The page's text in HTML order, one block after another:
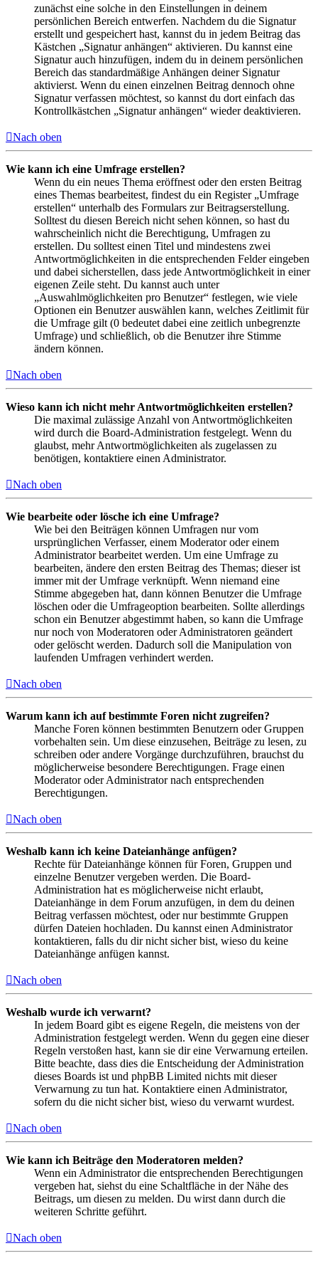
zunächst eine solche in den Einstellungen in deinem
persönlichen Bereich entwerfen. Nachdem du die Signatur
erstellt und gespeichert hast, kannst du in jedem Beitrag das
Kästchen „Signatur anhängen“ aktivieren. Du kannst eine
Signatur auch hinzufügen, indem du in deinem persönlichen
Bereich das standardmäßige Anhängen deiner Signatur
aktivierst. Wenn du einen einzelnen Beitrag dennoch ohne
Signatur verfassen möchtest, so kannst du dort einfach das
Kontrollkästchen „Signatur anhängen“ wieder deaktivieren.
Nach oben
Wie kann ich eine Umfrage erstellen?
Wenn du ein neues Thema eröffnest oder den ersten Beitrag
eines Themas bearbeitest, findest du ein Register „Umfrage
erstellen“ unterhalb des Formulars zur Beitragserstellung.
Solltest du diesen Bereich nicht sehen können, so hast du
wahrscheinlich nicht die Berechtigung, Umfragen zu
erstellen. Du solltest einen Titel und mindestens zwei
Antwortmöglichkeiten in die entsprechenden Felder eingeben
und dabei sicherstellen, dass jede Antwortmöglichkeit in einer
eigenen Zeile steht. Du kannst auch unter
„Auswahlmöglichkeiten pro Benutzer“ festlegen, wie viele
Optionen ein Benutzer auswählen kann, welches Zeitlimit für
die Umfrage gilt (0 bedeutet dabei eine zeitlich unbegrenzte
Umfrage) und schließlich, ob die Benutzer ihre Stimme
ändern können.
Nach oben
Wieso kann ich nicht mehr Antwortmöglichkeiten erstellen?
Die maximal zulässige Anzahl von Antwortmöglichkeiten
wird durch die Board-Administration festgelegt. Wenn du
glaubst, mehr Antwortmöglichkeiten als zugelassen zu
benötigen, kontaktiere einen Administrator.
Nach oben
Wie bearbeite oder lösche ich eine Umfrage?
Wie bei den Beiträgen können Umfragen nur vom
ursprünglichen Verfasser, einem Moderator oder einem
Administrator bearbeitet werden. Um eine Umfrage zu
bearbeiten, ändere den ersten Beitrag des Themas; dieser ist
immer mit der Umfrage verknüpft. Wenn niemand eine
Stimme abgegeben hat, dann können Benutzer die Umfrage
löschen oder die Umfrageoption bearbeiten. Sollte allerdings
schon ein Benutzer abgestimmt haben, so kann die Umfrage
nur noch von Moderatoren oder Administratoren geändert
oder gelöscht werden. Dadurch soll die Manipulation von
laufenden Umfragen verhindert werden.
Nach oben
Warum kann ich auf bestimmte Foren nicht zugreifen?
Manche Foren können bestimmten Benutzern oder Gruppen
vorbehalten sein. Um diese einzusehen, Beiträge zu lesen, zu
schreiben oder andere Vorgänge durchzuführen, brauchst du
möglicherweise besondere Berechtigungen. Frage einen
Moderator oder Administrator nach entsprechenden
Berechtigungen.
Nach oben
Weshalb kann ich keine Dateianhänge anfügen?
Rechte für Dateianhänge können für Foren, Gruppen und
einzelne Benutzer vergeben werden. Die Board-
Administration hat es möglicherweise nicht erlaubt,
Dateianhänge in dem Forum anzufügen, in dem du deinen
Beitrag verfassen möchtest, oder nur bestimmte Gruppen
dürfen Dateien hochladen. Du kannst einen Administrator
kontaktieren, falls du dir nicht sicher bist, wieso du keine
Dateianhänge anfügen kannst.
Nach oben
Weshalb wurde ich verwarnt?
In jedem Board gibt es eigene Regeln, die meistens von der
Administration festgelegt werden. Wenn du gegen eine dieser
Regeln verstoßen hast, kann sie dir eine Verwarnung erteilen.
Bitte beachte, dass dies die Entscheidung der Administration
dieses Boards ist und phpBB Limited nichts mit dieser
Verwarnung zu tun hat. Kontaktiere einen Administrator,
sofern du die nicht sicher bist, wieso du verwarnt wurdest.
Nach oben
Wie kann ich Beiträge den Moderatoren melden?
Wenn ein Administrator die entsprechenden Berechtigungen
vergeben hat, siehst du eine Schaltfläche in der Nähe des
Beitrags, um diesen zu melden. Du wirst dann durch die
weiteren Schritte geführt.
Nach oben